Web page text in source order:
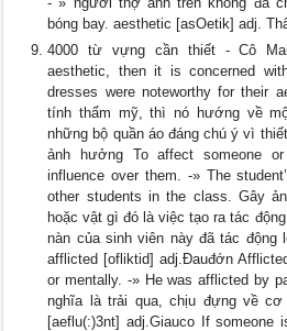
bóng bay. aesthetic [asOetik] adj.
4000 từ vựng cần thiết - Cô
aesthetic, then it is concerned
dresses were noteworthy for their
tính thẩm mỹ, thì nó hướng về
những bộ quần áo đáng chú ý vì
ảnh hưởng To affect someone
influence over them. -» The
other students in the class. Gây
hoặc vật gì đó là việc tạo ra tác
nàn của sinh viên này đã tác động
afflicted [ofliktid] adj.Đauđớn
or mentally. -» He was afflicted by
nghĩa là trải qua, chịu đựng về
[aeflu(:)3nt] adj.Giauco If someone